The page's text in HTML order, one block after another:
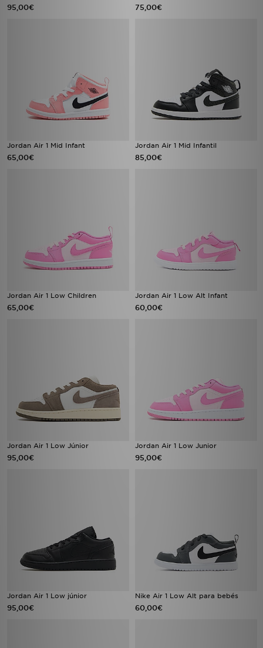
95,00€ 75,00€
Jordan Air 1 Mid Infant
65,00€
Jordan Air 1 Mid Infantil
85,00€
Jordan Air 1 Low Children
65,00€
Jordan Air 1 Low Alt Infant
60,00€
Jordan Air 1 Low Júnior
95,00€
Jordan Air 1 Low Junior
95,00€
Jordan Air 1 Low júnior
95,00€
Nike Air 1 Low Alt para bebés
60,00€